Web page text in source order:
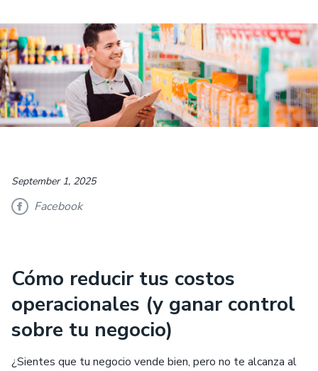
September 1, 2025
Facebook
Cómo reducir tus costos
operacionales (y ganar control
sobre tu negocio)
¿Sientes que tu negocio vende bien, pero no te alcanza al